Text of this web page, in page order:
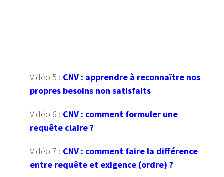
Vidéo 5 : CNV : apprendre à reconnaître nos
propres besoins non satisfaits
Vidéo 6 : CNV : comment formuler une
requête claire ?
Vidéo 7 : CNV : comment faire la différence
entre requête et exigence (ordre) ?